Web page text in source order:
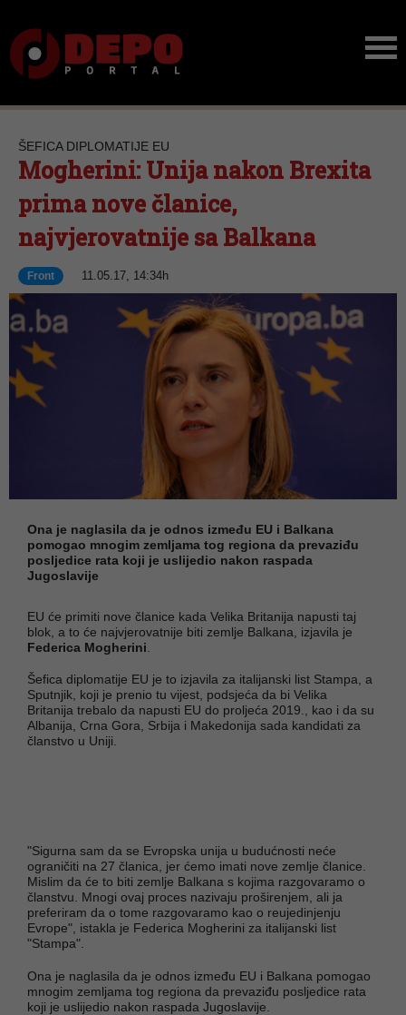
ŠEFICA DIPLOMATIJE EU
Mogherini: Unija nakon Brexita
prima nove članice,
najvjerovatnije sa Balkana
Front 11.05.17, 14:34h
Ona je naglasila da je odnos između EU i Balkana
pomogao mnogim zemljama tog regiona da prevaziđu
posljedice rata koji je uslijedio nakon raspada
Jugoslavije
EU će primiti nove članice kada Velika Britanija napusti taj
blok, a to će najvjerovatnije biti zemlje Balkana, izjavila je
Federica Mogherini
Šefica diplomatije EU je to izjavila za italijanski list Stampa, a
Sputnjik, koji je prenio tu vijest, podsjeća da bi Velika
Britanija trebalo da napusti EU do proljeća 2019., kao i da su
Albanija, Crna Gora, Srbija i Makedonija sada kandidati za
članstvo u Uniji.
"Sigurna sam da se Evropska unija u budućnosti neće
ograničiti na 27 članica, jer ćemo imati nove zemlje članice.
Mislim da će to biti zemlje Balkana s kojima razgovaramo o
članstvu. Mnogi ovaj proces nazivaju proširenjem, ali ja
preferiram da o tome razgovaramo kao o reujedinjenju
Evrope", istakla je Federica Mogherini za italijanski list
"Stampa".
Ona je naglasila da je odnos između EU i Balkana pomogao
mnogim zemljama tog regiona da prevaziđu posljedice rata
koji je uslijedio nakon raspada Jugoslavije.